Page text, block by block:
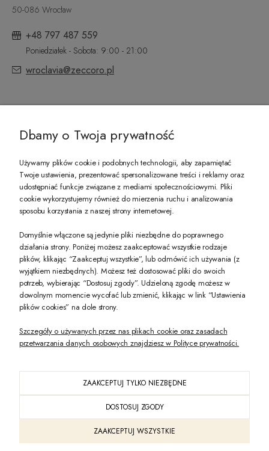
50-086 Wrocław
+48 797 487 559
Poniedziałek - Sobota: 9:00 - 21:00
wroclavia@zeccoro.pl
PREZENT DLA CIEBIE!
-10% na pierwsze zakupy na zeccoro.pl Gdy zapiszesz się do naszego
Twoje dane będą przetwarzane zgodnie z nasząpolityką prywatności
POKAŻ PEŁNĄ WERSJĘ STRONY
Sklep internetowy Shoper Premium
PL
Dbamy o Twoja prywatność
Używamy plików cookie i podobnych technologii, aby zapamiętać
Twoje ustawienia, prezentować spersonalizowane treści i reklamy oraz
udostępniać funkcje związane z mediami społecznościowymi. Pliki
cookie wykorzystujemy również do mierzenia ruchu i analizowania
sposobu korzystania z naszej strony internetowej.
Domyślnie włączone są jedynie pliki niezbędne do poprawnego
działania strony. Poniżej możesz zaakceptować wszystkie rodzaje
plików, klikając “Zaakceptuj wszystkie”, lub odmówić ich używania (z
wyjątkiem niezbędnych). Możesz też dostosować pliki do swoich
potrzeb, wybierając “Dostosuj zgody”. Udzieloną zgodę możesz w
dowolnym momencie wycofać lub zmienić, klikając w link “Ustawienia
plików cookies” na dole strony.
Szczegóły o używanych przez nas plikach cookie oraz zasadach
przetwarzania danych osobowych znajdziesz w Polityce prywatności.
ZAAKCEPTUJ TYLKO NIEZBĘDNE
DOSTOSUJ ZGODY
ZAAKCEPTUJ WSZYSTKIE